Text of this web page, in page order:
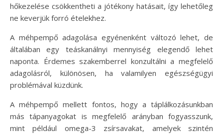
hőkezelése csökkentheti a jótékony hatásait, így lehetőleg
ne keverjük forró ételekhez.
A méhpempő adagolása egyénenként változó lehet, de
általában egy teáskanálnyi mennyiség elegendő lehet
naponta. Érdemes szakemberrel konzultálni a megfelelő
adagolásról, különösen, ha valamilyen egészségügyi
problémával küzdünk.
A méhpempő mellett fontos, hogy a táplálkozásunkban
más tápanyagokat is megfelelő arányban fogyasszunk,
mint például omega-3 zsírsavakat, amelyek szintén